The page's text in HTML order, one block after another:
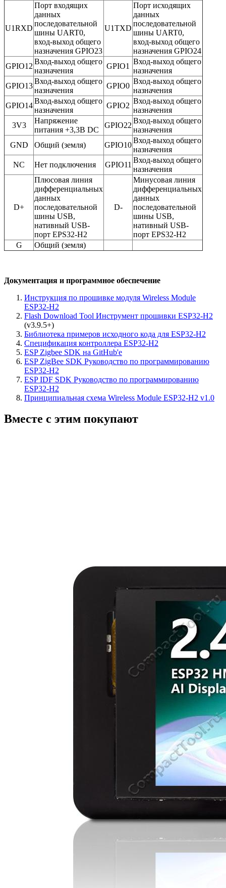
U1RXD
Порт входящих
данных
последовательной
шины UART0,
вход-выход общего
назначения GPIO23
U1TXD
Порт исходящих
данных
последовательной
шины UART0,
вход-выход общего
назначения GPIO24
GPIO12
Вход-выход общего
назначения
GPIO1
Вход-выход общего
назначения
GPIO13
Вход-выход общего
назначения
GPIO0
Вход-выход общего
назначения
GPIO14
Вход-выход общего
назначения
GPIO2
Вход-выход общего
назначения
3V3
Напряжение
питания +3,3В DC
GPIO22
Вход-выход общего
назначения
GND
Общий (земля) GPIO10
Вход-выход общего
назначения
NC
Нет подключения GPIO11
Вход-выход общего
назначения
D+
Плюсовая линия
дифференциальных
данных
последовательной
шины USB,
нативный USB-
порт EPS32-H2
D-
Минусовая линия
дифференциальных
данных
последовательной
шины USB,
нативный USB-
порт EPS32-H2
G
Общий (земля)
Документация и программное обеспечение
Инструкция по прошивке модуля Wireless Module
ESP32-H2
Flash Download Tool Инструмент прошивки ESP32-H2
(v3.9.5+)
Библиотека примеров исходного кода для ESP32-H2
Спецификация контроллера ESP32-H2
ESP Zigbee SDK на GitHub'е
ESP ZigBee SDK Руководство по программированию
ESP32-H2
ESP IDF SDK Руководство по программированию
ESP32-H2
Принципиальная схема Wireless Module ESP32-H2 v1.0
Вместе с этим покупают